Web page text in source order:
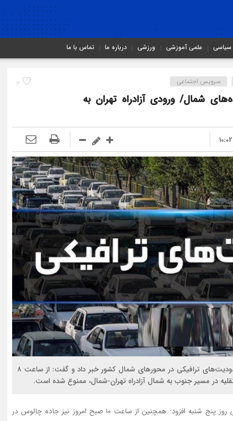
سیاسی علمی آموزشی ورزشی درباره ما تماس با ما
3 سرویس اجتماعی
شمال/ ورودی آزادراه تهران به
جانشین پلیس راه راهور فراجا از اعمال محدودیت‌های ترافیکی در محورهای شمال کشور خبر داد و گفت: از ساعت ۸
به گزارش خط شمال ؛ سرهنگ سیاوش محبی روز پنج شنبه افزود: همچنین از ساعت ۱۰ صبح امروز نیز جاده چالوس در